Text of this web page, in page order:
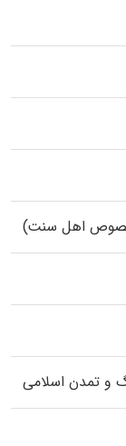
اهل سنت)
و تمدن اسلامی